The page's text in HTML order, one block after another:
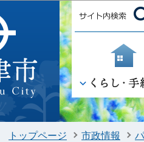
トップページ 市政情報